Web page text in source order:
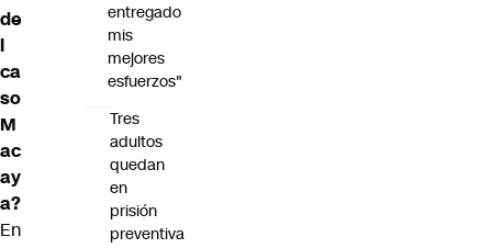
de
l
ca
so
M
ac
ay
a?
En
entregado
mis
mejores
esfuerzos"
Tres
adultos
quedan
en
prisión
preventiva